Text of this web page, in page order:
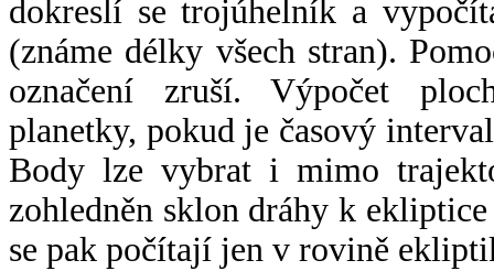
dokreslí se trojúhelník a
(známe délky všech stran).
označení zruší. Výpočet
planetky, pokud je časový
Body lze vybrat i mimo
zohledněn sklon dráhy k
se pak počítají jen v rovině